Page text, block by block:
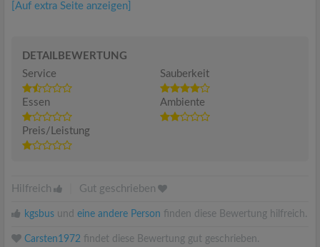
[Auf extra Seite anzeigen]
DETAILBEWERTUNG
Service
Sauberkeit
Essen Ambiente
Preis/Leistung
Hilfreich Gut geschrieben
kgsbus und eine andere Person finden diese Bewertung hilfreich.
Carsten1972 findet diese Bewertung gut geschrieben.